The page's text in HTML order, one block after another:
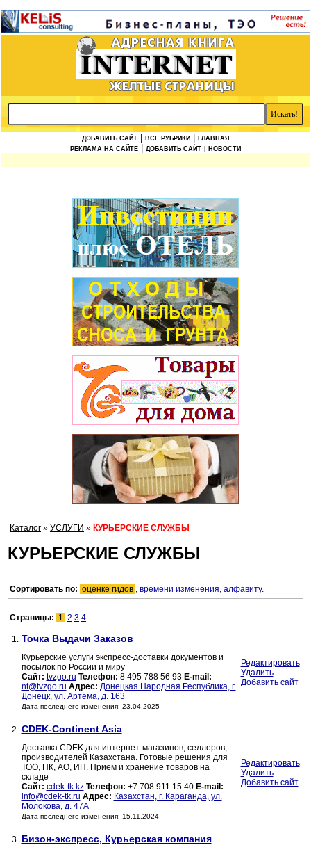
ДОБАВИТЬ САЙТ ВСЕ РУБРИКИ
ГЛАВНАЯ
РЕКЛАМА НА САЙТЕ
ДОБАВИТЬ САЙТ | НОВОСТИ
Каталог » УСЛУГИ » КУРЬЕРСКИЕ СЛУЖБЫ
КУРЬЕРСКИЕ СЛУЖБЫ
Сортировать по: оценке гидов , времени изменения, алфавиту.
Страницы: 1 2 3 4
1. Точка Выдачи Заказов
Курьерские услуги экспресс-доставки документов и
посылок по России и миру
Сайт: tvzgo.ru Телефон: 8 495 788 56 93 E-mail:
nt@tvzgo.ru Адрес: Донецкая Народная Республика, г.
Донецк, ул. Артёма, д. 163
Дата последнего изменения: 23.04.2025
Редактировать
Удалить
Добавить сайт
2. CDEK-Continent Asia
Доставка CDEK для интернет-магазинов, селлеров,
производителей Казахстана. Готовые решения для
ТОО, ПК, АО, ИП. Прием и хранение товаров на
складе
Сайт: cdek-tk.kz Телефон: +7 708 911 15 40 E-mail:
info@cdek-tk.ru Адрес: Казахстан, г. Караганда, ул.
Молокова, д. 47А
Дата последнего изменения: 15.11.2024
Редактировать
Удалить
Добавить сайт
3. Бизон-экспресс, Курьерская компания